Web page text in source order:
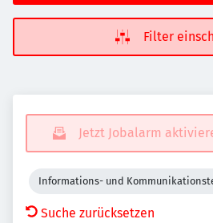
Filter
Jetzt Jobalarm
Informations- und
Suche zurücksetzen